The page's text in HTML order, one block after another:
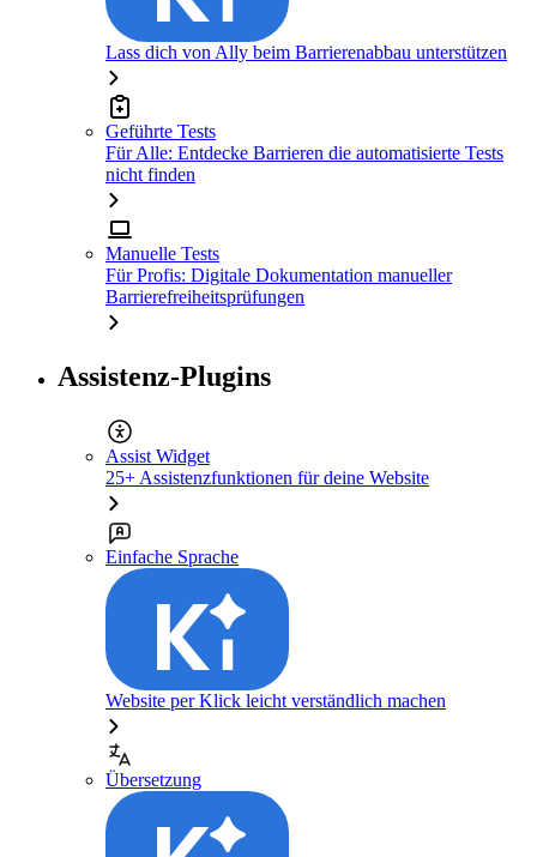
Lass dich von Ally beim Barrierenabbau unterstützen
Geführte Tests
Für Alle: Entdecke Barrieren die automatisierte Tests
nicht finden
Manuelle Tests
Für Profis: Digitale Dokumentation manueller
Barrierefreiheitsprüfungen
Assistenz-Plugins
Assist Widget
25+ Assistenzfunktionen für deine Website
Einfache Sprache
Website per Klick leicht verständlich machen
Übersetzung